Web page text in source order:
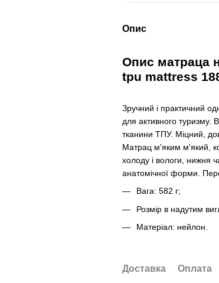
Опис
Опис матраца
tpu mattress
Зручний і практичний
для активного туризму.
тканини ТПУ. Міцний,
Матрац м'яким м'який,
холоду і вологи, нижня
анатомічної форми.
Вага: 582 г;
Розмір в надутим
Матеріал: нейлон.
Доставка Оплата